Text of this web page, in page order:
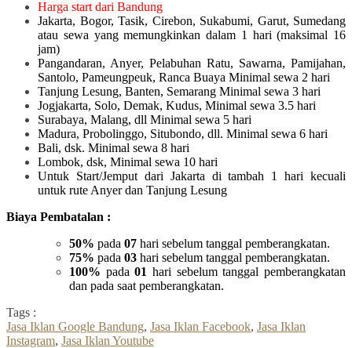
Harga start dari Bandung
Jakarta, Bogor, Tasik, Cirebon, Sukabumi, Garut, Sumedang
atau sewa yang memungkinkan dalam 1 hari (maksimal 16
jam)
Pangandaran, Anyer, Pelabuhan Ratu, Sawarna, Pamijahan,
Santolo, Pameungpeuk, Ranca Buaya Minimal sewa 2 hari
Tanjung Lesung, Banten, Semarang Minimal sewa 3 hari
Jogjakarta, Solo, Demak, Kudus, Minimal sewa 3.5 hari
Surabaya, Malang, dll Minimal sewa 5 hari
Madura, Probolinggo, Situbondo, dll. Minimal sewa 6 hari
Bali, dsk. Minimal sewa 8 hari
Lombok, dsk, Minimal sewa 10 hari
Untuk Start/Jemput dari Jakarta di tambah 1 hari kecuali
untuk rute Anyer dan Tanjung Lesung
Biaya Pembatalan :
50% pada 07 hari sebelum tanggal pemberangkatan.
75% pada 03 hari sebelum tanggal pemberangkatan.
100% pada01 hari sebelum tanggal pemberangkatan
dan pada saat pemberangkatan.
Tags :
Jasa Iklan Google Bandung, Jasa Iklan Facebook, Jasa Iklan
Instagram, Jasa Iklan Youtube